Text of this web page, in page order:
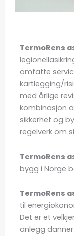
TermoRens
omfatte
kartlegging/
med årlige
kombinasjon
sikkerhet og
regelverk om
TermoRens
bygg i Norge
TermoRens
til
Det er et
anlegg